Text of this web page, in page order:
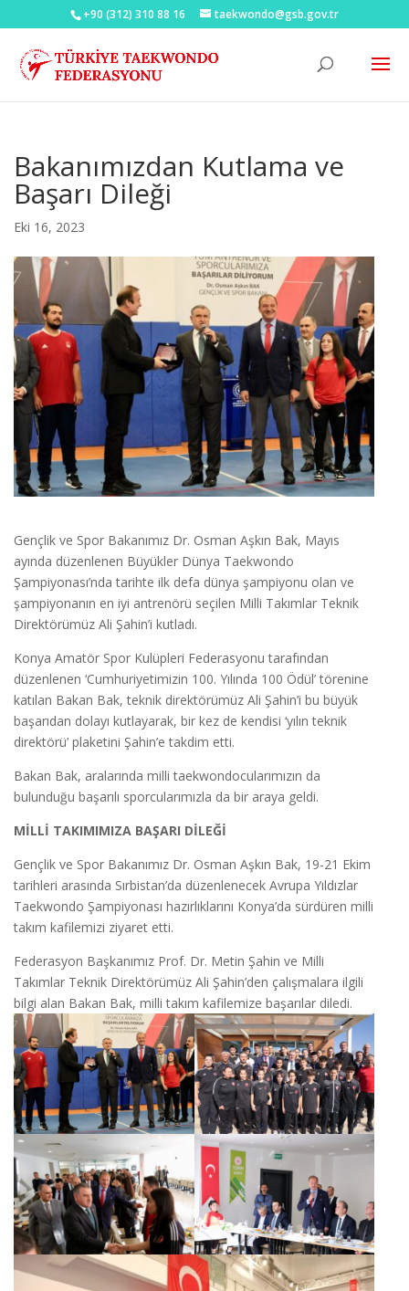
+90 (312) 310 88 16 taekwondo@gsb.gov.tr
Bakanımızdan Kutlama ve
Başarı Dileği
Eki 16, 2023
Gençlik ve Spor Bakanımız Dr. Osman Aşkın Bak, Mayıs
ayında düzenlenen Büyükler Dünya Taekwondo
Şampiyonası’nda tarihte ilk defa dünya şampiyonu olan ve
şampiyonanın en iyi antrenörü seçilen Milli Takımlar Teknik
Direktörümüz Ali Şahin’i kutladı.
Konya Amatör Spor Kulüpleri Federasyonu tarafından
düzenlenen ‘Cumhuriyetimizin 100. Yılında 100 Ödül’ törenine
katılan Bakan Bak, teknik direktörümüz Ali Şahin’i bu büyük
başarıdan dolayı kutlayarak, bir kez de kendisi ‘yılın teknik
direktörü’ plaketini Şahin’e takdim etti.
Bakan Bak, aralarında milli taekwondocularımızın da
bulunduğu başarılı sporcularımızla da bir araya geldi.
MİLLİ TAKIMIMIZA BAŞARI DİLEĞİ
Gençlik ve Spor Bakanımız Dr. Osman Aşkın Bak, 19-21 Ekim
tarihleri arasında Sırbistan’da düzenlenecek Avrupa Yıldızlar
Taekwondo Şampiyonası hazırlıklarını Konya’da sürdüren milli
takım kafilemizi ziyaret etti.
Federasyon Başkanımız Prof. Dr. Metin Şahin ve Milli
Takımlar Teknik Direktörümüz Ali Şahin’den çalışmalara ilgili
bilgi alan Bakan Bak, milli takım kafilemize başarılar diledi.